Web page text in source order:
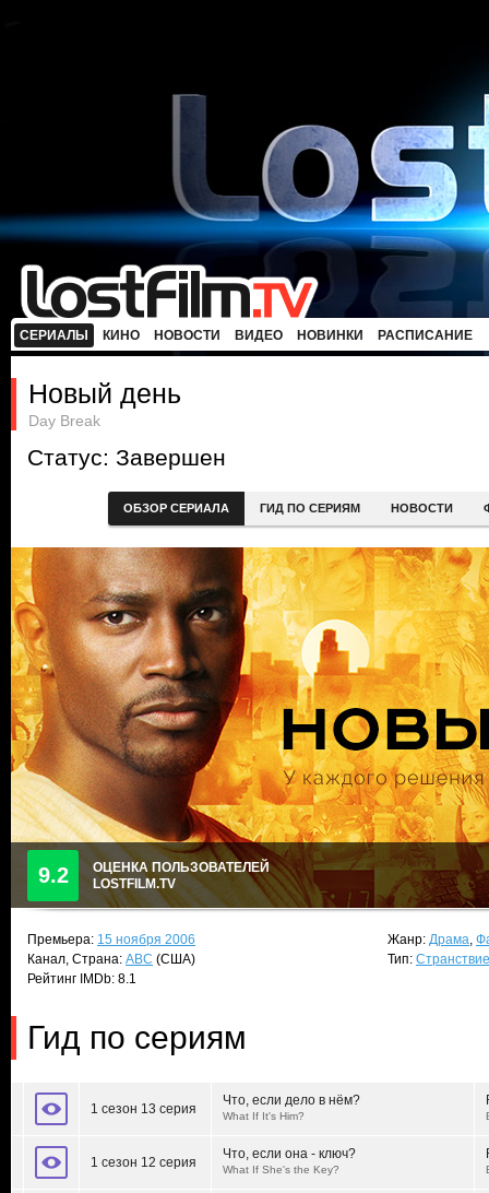
СЕРИАЛЫ КИНО НОВОСТИ ВИДЕО НОВИНКИ РАСПИСАНИЕ
Новый день
Day Break
Статус: Завершен
ОБЗОР СЕРИАЛА ГИД ПО СЕРИЯМ НОВОСТИ
9.2
ОЦЕНКА ПОЛЬЗОВАТЕЛЕЙ
LOSTFILM.TV
Премьера: 15 ноября 2006
Канал, Страна: ABC (США)
Рейтинг IMDb: 8.1
Жанр: Драма,
Тип:
Гид по сериям
1 сезон 13 серия
Что, если дело в нём?
What If It's Him?
1 сезон 12 серия
Что, если она - ключ?
What If She's the Key?